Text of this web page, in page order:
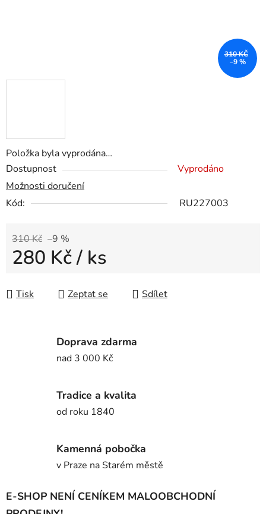
Položka byla vyprodána…
Dostupnost
Vyprodáno
Možnosti doručení
Kód:
RU227003
310 Kč –9 %
280 Kč/ ks
Tisk
Zeptat se Sdílet
310 KČ
–9 %
Doprava zdarma
nad 3 000 Kč
Tradice a kvalita
od roku 1840
Kamenná pobočka
v Praze na Starém městě
E-SHOP NENÍ CENÍKEM MALOOBCHODNÍ